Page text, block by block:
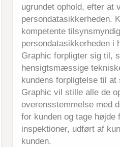
ugrundet ophold, efter
persondatasikkerheden.
kompetente
persondatasikkerheden
Graphic forpligter sig til,
hensigtsmæssige
kundens forpligtelse til
Graphic vil stille alle de
overensstemmelse med
for kunden og tage højde
inspektioner, udført af
kunden.